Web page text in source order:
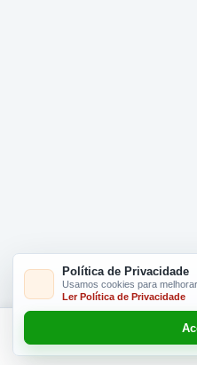
Política de Privacidade
Usamos cookies para
Ler Política de Privacidade